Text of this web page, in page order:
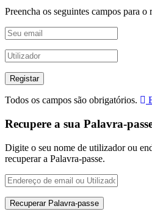
Preencha os seguintes campos para o
Todos os campos são obrigatórios.
Recupere a sua Palavra-
Digite o seu nome de utilizador ou
recuperar a Palavra-passe.